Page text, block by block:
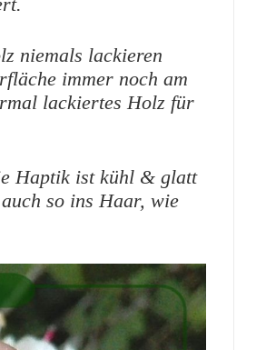
niemals lackieren
immer noch am
lackiertes Holz für
Haptik ist kühl & glatt
so ins Haar, wie